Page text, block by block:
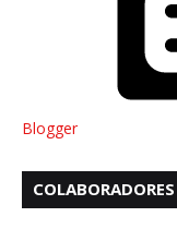
Blogger
COLABORADORES